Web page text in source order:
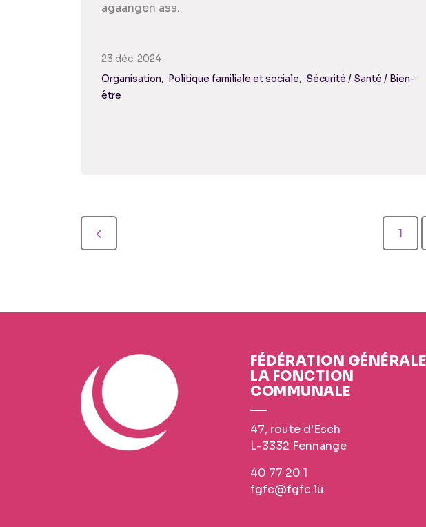
agaangen ass.
23 déc. 2024
Organisation
Politique familiale et sociale
Sécurité / Santé / Bien-
être
1
FÉDÉRATION
LA FONCTION
COMMUNALE
47, route d'Esch
L-3332 Fennange
40 77 20 1
fgfc@fgfc.lu